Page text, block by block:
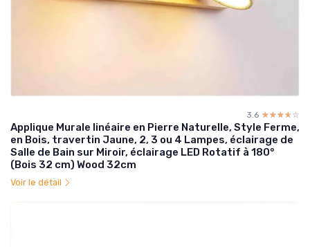
3.6 ☆☆☆☆☆
★★★★★
Applique Murale linéaire en Pierre Naturelle, Style Ferme,
en Bois, travertin Jaune, 2, 3 ou 4 Lampes, éclairage de
Salle de Bain sur Miroir, éclairage LED Rotatif à 180°
(Bois 32 cm) Wood 32cm
Voir le détail